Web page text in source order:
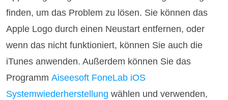
finden, um das Problem zu lösen. Sie können das
Apple Logo durch einen Neustart entfernen, oder
wenn das nicht funktioniert, können Sie auch die
iTunes anwenden. Außerdem können Sie das
ProgrammAiseesoft FoneLab iOS
Systemwiederherstellung wählen und verwenden,